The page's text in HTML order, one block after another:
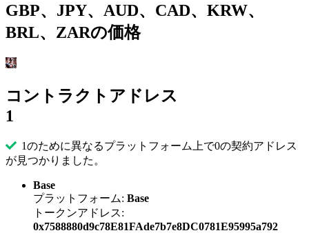
GBP、JPY、AUD、CAD、KRW、
BRL、ZARの価格
コントラクトアドレス
1
1のために異なるプラットフォーム上で0の契約アドレス
が見つかりました。
Base
プラットフォーム: Base
トークンアドレス:
0x7588880d9c78E81FAde7b7e8DC0781E95995a792